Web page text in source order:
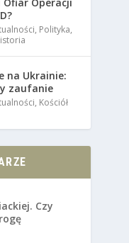
, Polityka,
na Ukrainie:
zaufanie
, Kościół
Czy